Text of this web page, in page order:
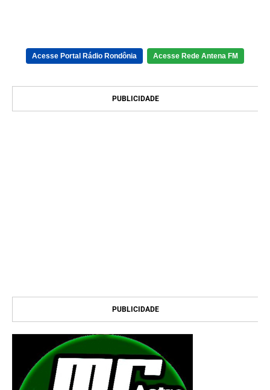
Acesse Portal Rádio Rondônia Acesse Rede Antena FM
PUBLICIDADE
PUBLICIDADE